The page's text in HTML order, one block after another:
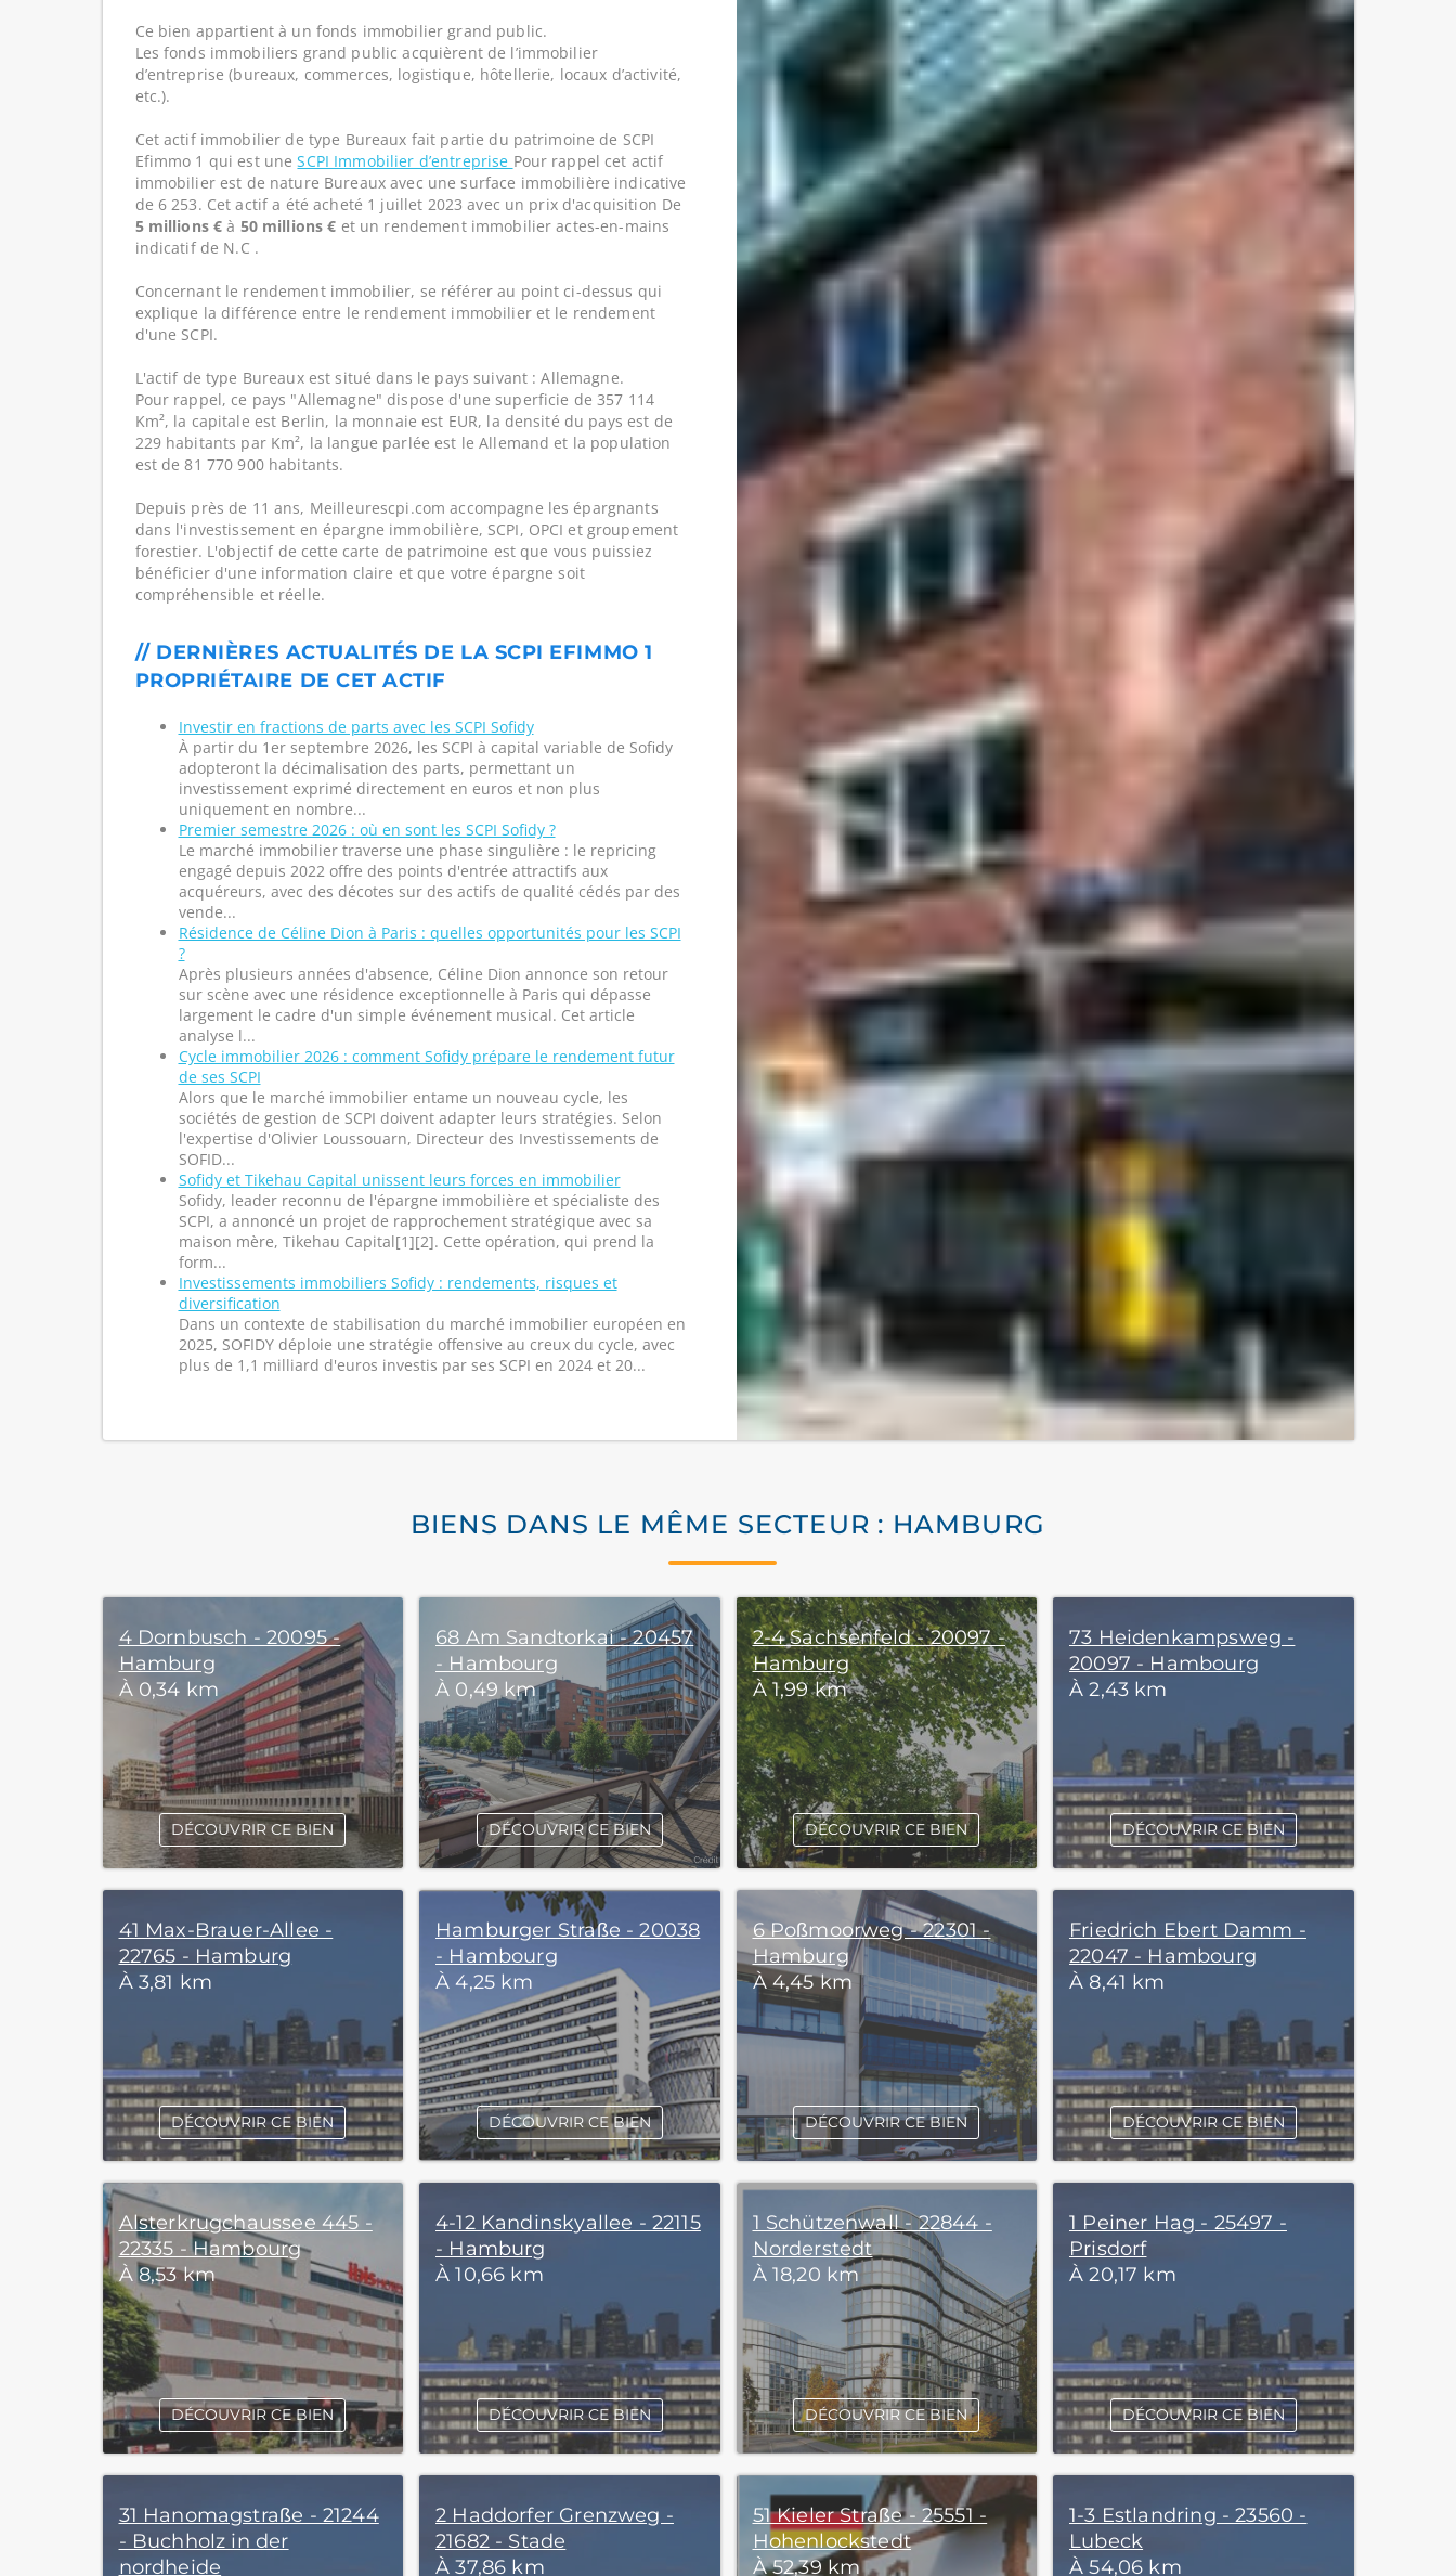
Ce bien appartient à un fonds immobilier grand public.
Les fonds immobiliers grand public acquièrent de l’immobilier
d’entreprise (bureaux, commerces, logistique, hôtellerie, locaux d’activité,
etc.).
Cet actif immobilier de type Bureaux fait partie du patrimoine de SCPI
Efimmo 1 qui est uneSCPI Immobilier d’entreprise Pour rappel cet actif
immobilier est de nature Bureaux avec une surface immobilière indicative
de 6 253. Cet actif a été acheté 1 juillet 2023 avec un prix d'acquisition De
5 millions € à 50 millions € et un rendement immobilier actes-en-mains
indicatif de N.C .
Concernant le rendement immobilier, se référer au point ci-dessus qui
explique la différence entre le rendement immobilier et le rendement
d'une SCPI.
L'actif de type Bureaux est situé dans le pays suivant : Allemagne.
Pour rappel, ce pays "Allemagne" dispose d'une superficie de 357 114
Km², la capitale est Berlin, la monnaie est EUR, la densité du pays est de
229 habitants par Km², la langue parlée est le Allemand et la population
est de 81 770 900 habitants.
Depuis près de 11 ans, Meilleurescpi.com accompagne les épargnants
dans l'investissement en épargne immobilière, SCPI, OPCI et groupement
forestier. L'objectif de cette carte de patrimoine est que vous puissiez
bénéficier d'une information claire et que votre épargne soit
compréhensible et réelle.
// DERNIÈRES ACTUALITÉS DE LA SCPI EFIMMO 1
PROPRIÉTAIRE DE CET ACTIF
Investir en fractions de parts avec les SCPI Sofidy
À partir du 1er septembre 2026, les SCPI à capital variable de Sofidy
adopteront la décimalisation des parts, permettant un
investissement exprimé directement en euros et non plus
uniquement en nombre...
Premier semestre 2026 : où en sont les SCPI Sofidy ?
Le marché immobilier traverse une phase singulière : le repricing
engagé depuis 2022 offre des points d'entrée attractifs aux
acquéreurs, avec des décotes sur des actifs de qualité cédés par des
vende...
Résidence de Céline Dion à Paris : quelles opportunités pour les SCPI
?
Après plusieurs années d'absence, Céline Dion annonce son retour
sur scène avec une résidence exceptionnelle à Paris qui dépasse
largement le cadre d'un simple événement musical. Cet article
analyse l...
Cycle immobilier 2026 : comment Sofidy prépare le rendement futur
de ses SCPI
Alors que le marché immobilier entame un nouveau cycle, les
sociétés de gestion de SCPI doivent adapter leurs stratégies. Selon
l'expertise d'Olivier Loussouarn, Directeur des Investissements de
SOFID...
Sofidy et Tikehau Capital unissent leurs forces en immobilier
Sofidy, leader reconnu de l'épargne immobilière et spécialiste des
SCPI, a annoncé un projet de rapprochement stratégique avec sa
maison mère, Tikehau Capital[1][2]. Cette opération, qui prend la
form...
Investissements immobiliers Sofidy : rendements, risques et
diversification
Dans un contexte de stabilisation du marché immobilier européen en
2025, SOFIDY déploie une stratégie offensive au creux du cycle, avec
plus de 1,1 milliard d'euros investis par ses SCPI en 2024 et 20...
BIENS DANS LE MÊME SECTEUR : HAMBURG
4 Dornbusch - 20095 -
Hamburg
À 0,34 km
DÉCOUVRIR CE BIEN
68 Am Sandtorkai - 20457
- Hambourg
À 0,49 km
DÉCOUVRIR CE BIEN
2-4 Sachsenfeld - 20097 -
Hamburg
À 1,99 km
DÉCOUVRIR CE BIEN
73 Heidenkampsweg -
20097 - Hambourg
À 2,43 km
DÉCOUVRIR CE BIEN
41 Max-Brauer-Allee -
22765 - Hamburg
À 3,81 km
DÉCOUVRIR CE BIEN
Hamburger Straße - 20038
- Hambourg
À 4,25 km
DÉCOUVRIR CE BIEN
6 Poßmoorweg - 22301 -
Hamburg
À 4,45 km
DÉCOUVRIR CE BIEN
Friedrich Ebert Damm -
22047 - Hambourg
À 8,41 km
DÉCOUVRIR CE BIEN
Alsterkrugchaussee 445 -
22335 - Hambourg
À 8,53 km
DÉCOUVRIR CE BIEN
4-12 Kandinskyallee - 22115
- Hamburg
À 10,66 km
DÉCOUVRIR CE BIEN
1 Schützenwall - 22844 -
Norderstedt
À 18,20 km
DÉCOUVRIR CE BIEN
1 Peiner Hag - 25497 -
Prisdorf
À 20,17 km
DÉCOUVRIR CE BIEN
31 Hanomagstraße - 21244
- Buchholz in der
nordheide
2 Haddorfer Grenzweg -
21682 - Stade
À 37,86 km
51 Kieler Straße - 25551 -
Hohenlockstedt
À 52,39 km
1-3 Estlandring - 23560 -
Lubeck
À 54,06 km